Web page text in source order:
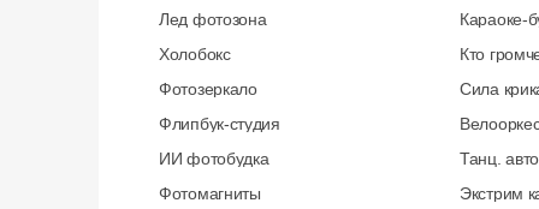
Лед фотозона
Холобокс
Фотозеркало
Флипбук-студия
ИИ фотобудка
Фотомагниты
Караоке-
Кто
Сила
Танц.
Экстрим